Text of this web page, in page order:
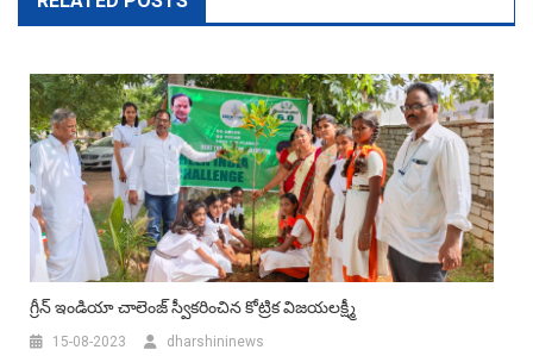
గ్రీన్ ఇండియా చాలెంజ్ స్వీకరించిన కోట్రిక విజయలక్ష్మీ
15-08-2023 dharshininews